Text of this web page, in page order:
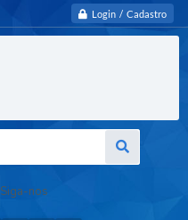
Login / Cadastro
Siga-nos